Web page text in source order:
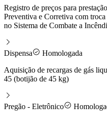
Registro de preços para
Preventiva e Corretiva com
no Sistema de Combate a
Dispensa
Homologada
Aquisição de recargas de gás
45 (botijão de 45 kg)
Pregão - Eletrônico